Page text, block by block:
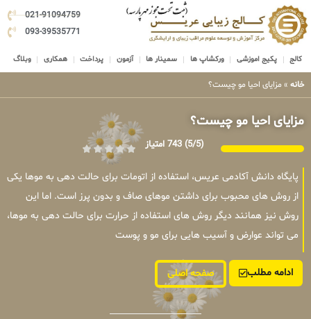
021-91094759
093-39535771
کالج پکیج اموزشی ورکشاپ ها سمینار ها آزمون پرداخت همکاری وبلاگ
خانه » مزایای احیا مو چیست؟
مزایای احیا مو چیست؟
(5/5) 743 امتیاز
پایگاه دانش آکادمی عریس، استفاده از اتومات برای حالت دهی به موها یکی
از روش های محبوب برای داشتن موهای صاف و بدون پرز است. اما این
روش نیز همانند دیگر روش های استفاده از حرارت برای حالت دهی به موها،
می تواند عوارض و آسیب هایی برای مو و پوست
ادامه مطلب صفحه اصلی